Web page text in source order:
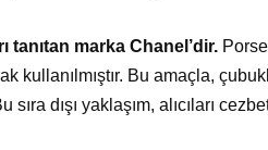
tanıtan marka Chanel’dir.
kullanılmıştır. Bu amaçla,
dışı yaklaşım, alıcıları